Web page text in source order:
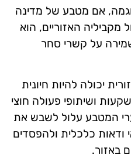
אם מטבע של מדינה
מקביליה האזוריים, הוא
על קשרי סחר
יכולה להיות חיונית
ושיתופי פעולה חוצי
המטבע עלול לשבש את
ודאות כלכלית ולהפסדים
באזור.